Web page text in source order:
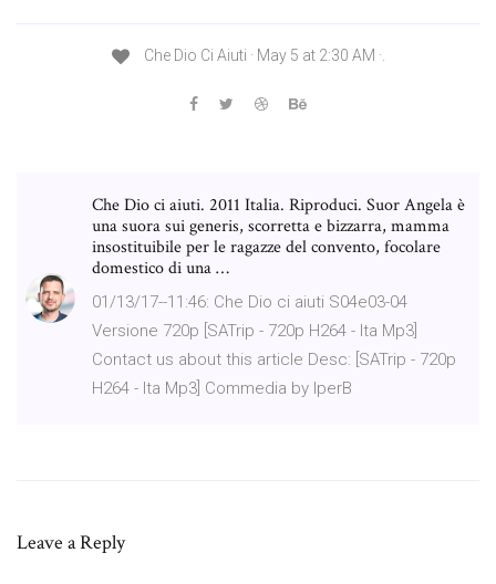
Che Dio Ci Aiuti · May 5 at 2:30 AM ·.
Che Dio ci aiuti. 2011 Italia. Riproduci. Suor Angela è
una suora sui generis, scorretta e bizzarra, mamma
insostituibile per le ragazze del convento, focolare
domestico di una …
01/13/17--11:46: Che Dio ci aiuti S04e03-04
Versione 720p [SATrip - 720p H264 - Ita Mp3]
Contact us about this article Desc: [SATrip - 720p
H264 - Ita Mp3] Commedia by IperB
Leave a Reply